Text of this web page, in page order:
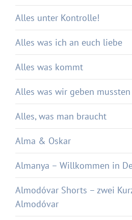
Alles unter Kontrolle!
Alles was ich an euch liebe
Alles was kommt
Alles was wir geben mussten
Alles, was man braucht
Alma & Oskar
Almanya – Willkommen in
Almodóvar Shorts – zwei
Almodóvar